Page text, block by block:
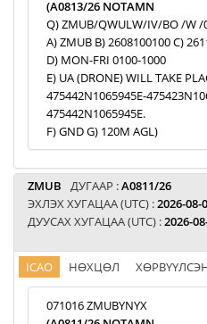
(A0813/26 NOTAMN
Q) ZMUB/QWULW/IV/BO /W /
A) ZMUB B) 2608100100 C)
D) MON-FRI 0100-1000
E) UA (DRONE) WILL TAKE
475442N1065945E-
475442N1065945E.
F) GND G) 120M AGL)
ZMUB ДУГААР :A0811/26
ЭХЛЭХ ХУГАЦАА (UTC) :2026-08-
ДУУСАХ ХУГАЦАА (UTC) :2026-
ICAO НӨХЦӨЛ
071016 ZMUBYNYX